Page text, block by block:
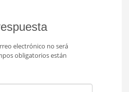
electrónico no será
obligatorios están